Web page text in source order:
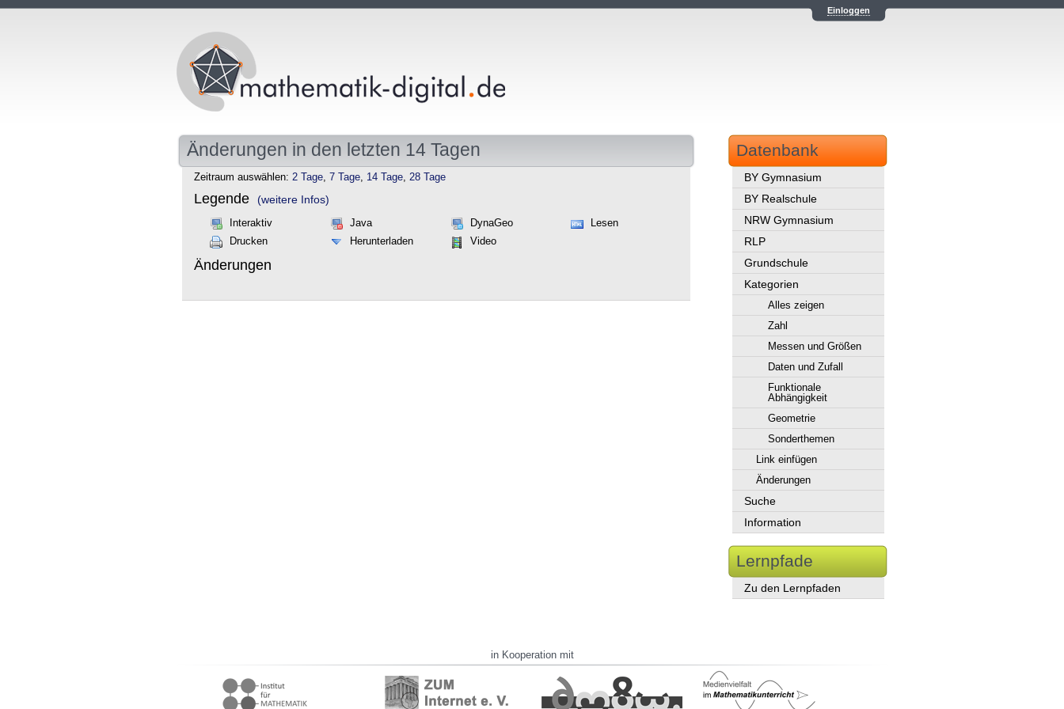
Einloggen
Änderungen in den letzten 14 Tagen
Zeitraum auswählen: 2 Tage, 7 Tage, 14 Tage, 28 Tage
Legende (weitere Infos)
Interaktiv Java DynaGeo
Lesen
Drucken
Herunterladen Video
Änderungen
Datenbank
BY Gymnasium
BY Realschule
NRW Gymnasium
RLP
Grundschule
Kategorien
Alles zeigen
Zahl
Messen und Größen
Daten und Zufall
Funktionale
Abhängigkeit
Geometrie
Sonderthemen
Link einfügen
Änderungen
Suche
Information
Lernpfade
Zu den Lernpfaden
in Kooperation mit